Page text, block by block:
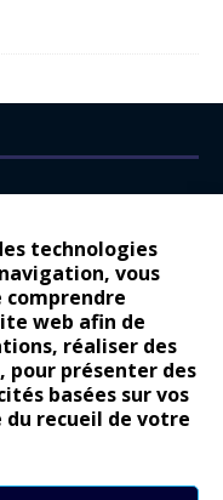
technologies
vous
comprendre
web afin de
réaliser des
pour présenter des
basées sur vos
du recueil de votre